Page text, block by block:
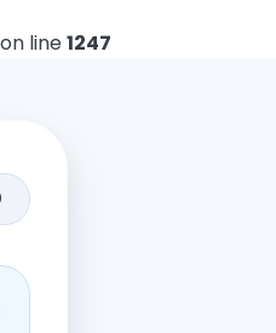
on line1247